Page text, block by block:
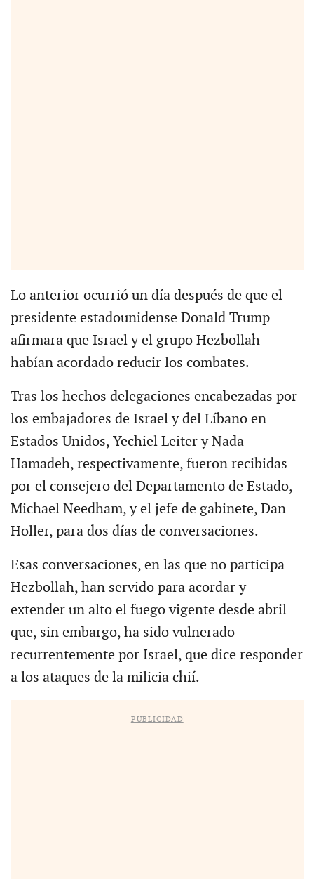
Lo anterior ocurrió un día después de que el
presidente estadounidense Donald Trump
afirmara que Israel y el grupo Hezbollah
habían acordado reducir los combates.
Tras los hechos delegaciones encabezadas por
los embajadores de Israel y del Líbano en
Estados Unidos, Yechiel Leiter y Nada
Hamadeh, respectivamente, fueron recibidas
por el consejero del Departamento de Estado,
Michael Needham, y el jefe de gabinete, Dan
Holler, para dos días de conversaciones.
Esas conversaciones, en las que no participa
Hezbollah, han servido para acordar y
extender un alto el fuego vigente desde abril
que, sin embargo, ha sido vulnerado
recurrentemente por Israel, que dice responder
a los ataques de la milicia chií.
PUBLICIDAD